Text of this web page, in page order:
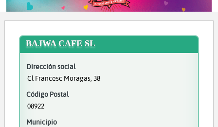
BAJWA CAFE SL
Dirección social
Cl Francesc Moragas, 38
Código Postal
08922
Municipio